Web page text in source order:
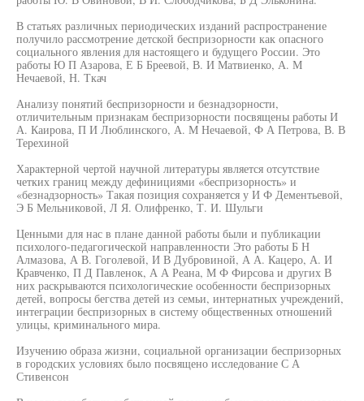
В статьях различных периодических изданий распространение
получило рассмотрение детской беспризорности как опасного
социального явления для настоящего и будущего России. Это
работы Ю П Азарова, Е Б Бреевой, В. И Матвиенко, А. М
Нечаевой, Н. Ткач
Анализу понятий беспризорности и безнадзорности,
отличительным признакам беспризорности посвящены работы И
А. Каирова, П И Люблинского, А. М Нечаевой, Ф А Петрова, В. В
Терехиной
Характерной чертой научной литературы является отсутствие
четких границ между дефинициями «беспризорность» и
«безнадзорность» Такая позиция сохраняется у И Ф Дементьевой,
Э Б Мельниковой, Л Я. Олифренко, Т. И. Шульги
Ценными для нас в плане данной работы были и публикации
психолого-педагогической направленности Это работы Б Н
Алмазова, А В. Гоголевой, И В Дубровиной, А А. Кацеро, А. И
Кравченко, П Д Павленок, А А Реана, М Ф Фирсова и других В
них раскрываются психологические особенности беспризорных
детей, вопросы бегства детей из семьи, интернатных учреждений,
интеграции беспризорных в систему общественных отношений
улицы, криминального мира.
Изучению образа жизни, социальной организации беспризорных
в городских условиях было посвящено исследование С А
Стивенсон